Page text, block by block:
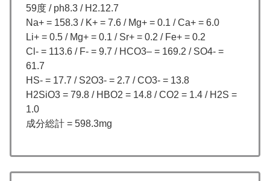
59度 / ph8.3 / H2.12.7
Na+ = 158.3 / K+ = 7.6 / Mg+ = 0.1 / Ca+ = 6.0
Li+ = 0.5 / Mg+ = 0.1 / Sr+ = 0.2 / Fe+ = 0.2
Cl- = 113.6 / F- = 9.7 / HCO3– = 169.2 / SO4- =
61.7
HS- = 17.7 / S2O3- = 2.7 / CO3- = 13.8
H2SiO3 = 79.8 / HBO2 = 14.8 / CO2 = 1.4 / H2S =
1.0
成分総計 = 598.3mg